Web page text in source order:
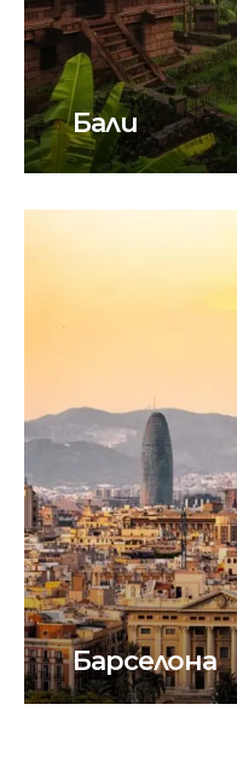
Бали
Барселона